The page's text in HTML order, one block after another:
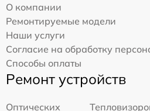
О компании
Ремонтируемые модели
Наши услуги
Согласие на обработку
Способы оплаты
Ремонт устройств
Оптических